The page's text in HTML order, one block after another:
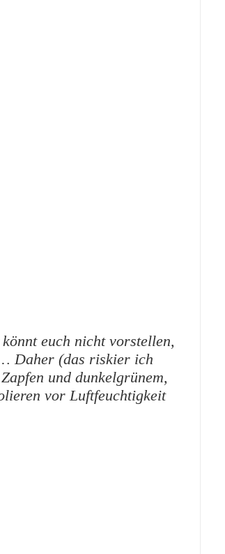
euch nicht vorstellen,
Daher (das riskier ich
und dunkelgrünem,
vor Luftfeuchtigkeit